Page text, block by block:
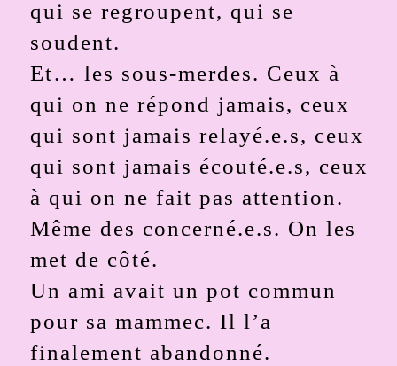
qui se regroupent, qui se
soudent.
Et… les sous-merdes. Ceux à
qui on ne répond jamais, ceux
qui sont jamais relayé.e.s, ceux
qui sont jamais écouté.e.s, ceux
à qui on ne fait pas attention.
Même des concerné.e.s. On les
met de côté.
Un ami avait un pot commun
pour sa mammec. Il l’a
finalement abandonné.